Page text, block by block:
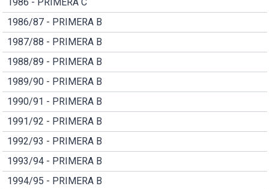
1986/87 - PRIMERA B
1987/88 - PRIMERA B
1988/89 - PRIMERA B
1989/90 - PRIMERA B
1990/91 - PRIMERA B
1991/92 - PRIMERA B
1992/93 - PRIMERA B
1993/94 - PRIMERA B
1994/95 - PRIMERA B